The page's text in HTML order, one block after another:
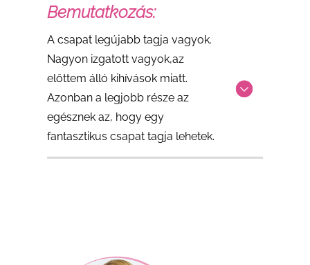
Bemutatkozás:
A csapat legújabb tagja vagyok.
Nagyon izgatott vagyok,az
előttem álló kihívások miatt.
Azonban a legjobb része az
egésznek az, hogy egy
fantasztikus csapat tagja lehetek.